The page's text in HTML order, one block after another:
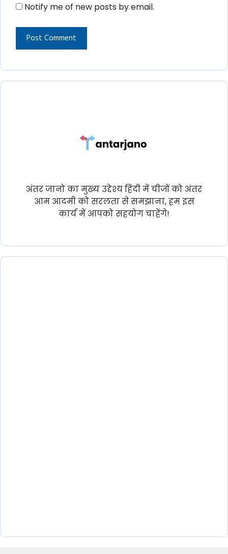
Notify me of new posts by email.
अंतर जानो का मुख्य उद्देश्य हिंदी में चीजों को अंतर
आम आदमी को सरलता से समझाना, हम इस
कार्य में आपको सहयोग चाहेंगे!